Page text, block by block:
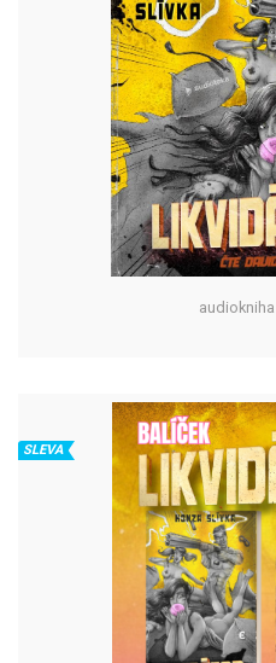
audiokniha
SLEVA